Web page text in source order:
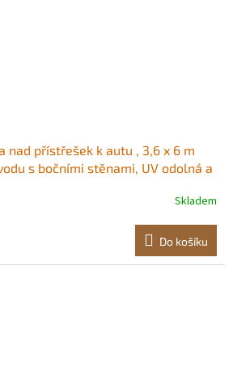
nad přístřešek k autu , 3,6 x 6 m
s bočními stěnami, UV odolná a
Skladem
Do košíku